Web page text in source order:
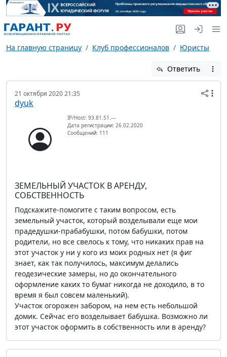
На главную страницу Клуб профессионалов Юристы
Ответить
21 октября 2020 21:35
dyuk
IP/Host: 93.81.51.---
Дата регистрации: 26.02.2020
Сообщений: 111
ЗЕМЕЛЬНЫЙ УЧАСТОК В АРЕНДУ,
СОБСТВЕННОСТЬ
Подскажите-помогите с таким вопросом, есть
земельный участок, который возделывали еще мои
прадедушки-прабабушки, потом бабушки, потом
родители, но все свелось к тому, что никаких прав на
этот участок у ни у кого из моих родных нет (я фиг
знает, как так получилось, максимум делались
геодезические замеры, но до окончательного
оформление каких то бумаг никогда не доходило, в то
время я был совсем маленький).
Участок огорожен забором, на нем есть небольшой
домик. Сейчас его возделывает бабушка. Возможно ли
этот участок оформить в собственность или в аренду?